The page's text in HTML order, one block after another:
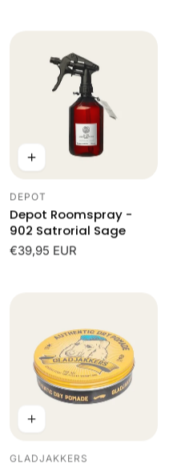
Leverancier:
DEPOT
Depot Roomspray -
902 Satrorial Sage
Normale
€39,95 EUR
Leverancier:
GLADJAKKERS